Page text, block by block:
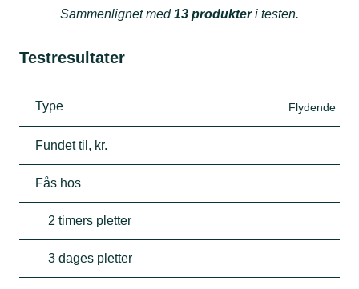
Sammenlignet med13 produkteri testen.
Testresultater
Type Flydende
Fundet til, kr.
Fås hos
2 timers pletter
3 dages pletter